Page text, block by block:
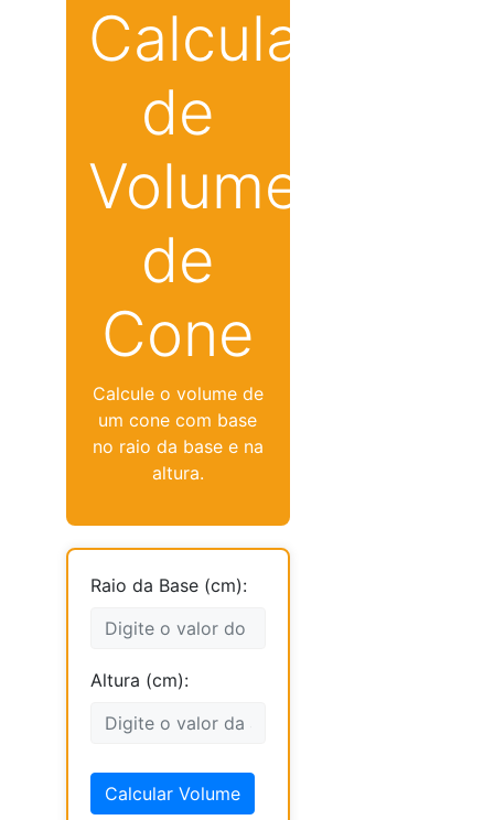
Calculadora
de
Volume
de
Cone
Calcule o volume de
um cone com base
no raio da base e na
altura.
Raio da Base (cm):
Altura (cm):
Calcular Volume